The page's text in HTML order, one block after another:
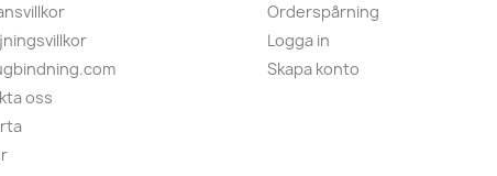
oss
Orderspårning
Logga in
Skapa konto